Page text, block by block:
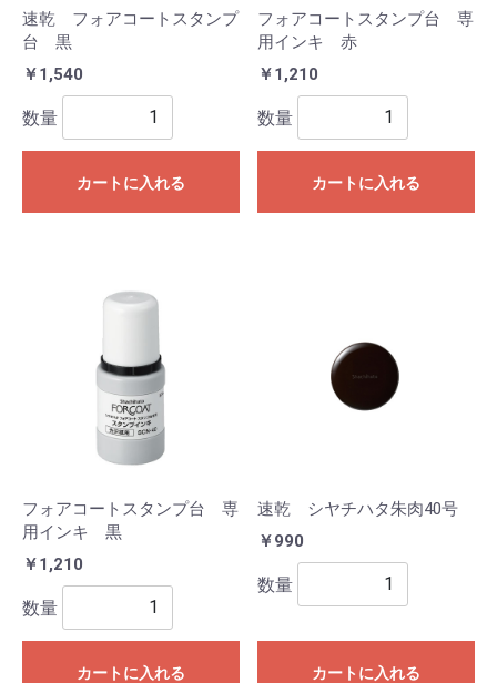
速乾 フォアコートスタンプ
台 黒
￥1,540
数量
カートに入れる
フォアコートスタンプ台 専
用インキ 赤
￥1,210
数量
カートに入れる
フォアコートスタンプ台 専
用インキ 黒
￥1,210
数量
カートに入れる
速乾 シヤチハタ朱肉40号
￥990
数量
カートに入れる